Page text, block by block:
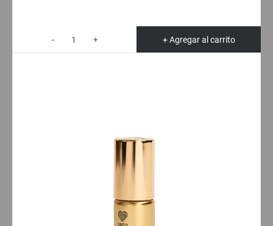
- + + Agregar al carrito